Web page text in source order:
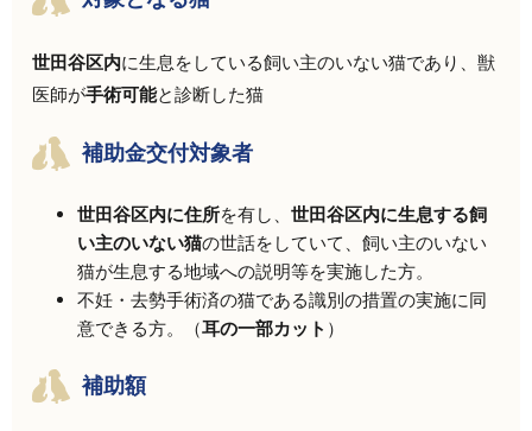
世田谷区内に生息をしている飼い主のいない猫であり、獣
医師が手術可能と診断した猫
補助金交付対象者
世田谷区内に住所を有し、 世田谷区内に生息する飼
い主のいない猫の世話をしていて、飼い主のいない
猫が生息する地域への説明等を実施した方。
不妊・去勢手術済の猫である識別の措置の実施に同
意できる方。（耳の一部カット ）
補助額